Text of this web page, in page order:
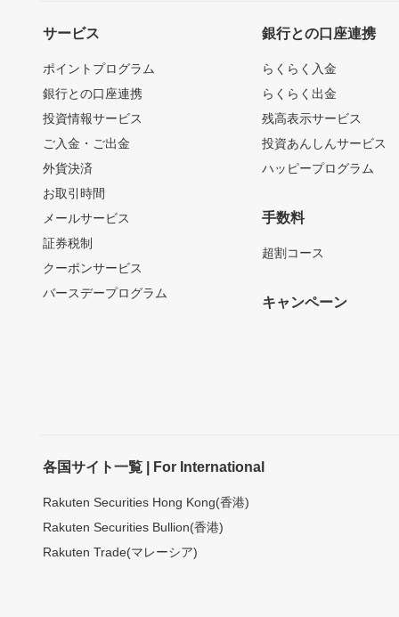
サービス
ポイントプログラム
銀行との口座連携
投資情報サービス
ご入金・ご出金
外貨決済
お取引時間
メールサービス
証券税制
クーポンサービス
バースデープログラム
銀行との口座連携
らくらく入金
らくらく出金
残高表示サービス
投資あんしんサービス
ハッピープログラム
手数料
超割コース
キャンペーン
各国サイト一覧 | For International
Rakuten Securities Hong Kong(香港)
Rakuten Securities Bullion(香港)
Rakuten Trade(マレーシア)